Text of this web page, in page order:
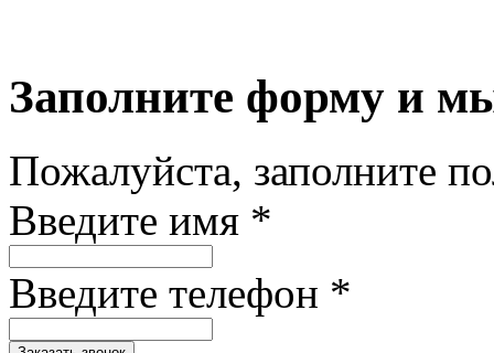
Заполните форму и
Пожалуйста, заполните
Введите имя *
Введите телефон *